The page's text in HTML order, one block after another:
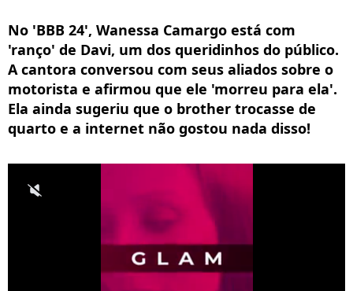
No 'BBB 24', Wanessa Camargo está com
'ranço' de Davi, um dos queridinhos do público.
A cantora conversou com seus aliados sobre o
motorista e afirmou que ele 'morreu para ela'.
Ela ainda sugeriu que o brother trocasse de
quarto e a internet não gostou nada disso!